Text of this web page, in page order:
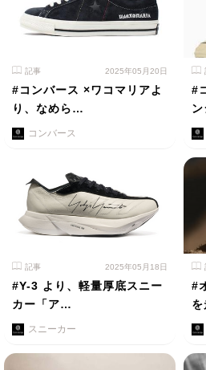
記事 2025年05月20日
#コンバース ×ワコマリアよ
り、なめら…
コンバース
#
記事 2025年05月18日
#Y-3 より、軽量厚底スニー
カー「ア…
スニーカー
#